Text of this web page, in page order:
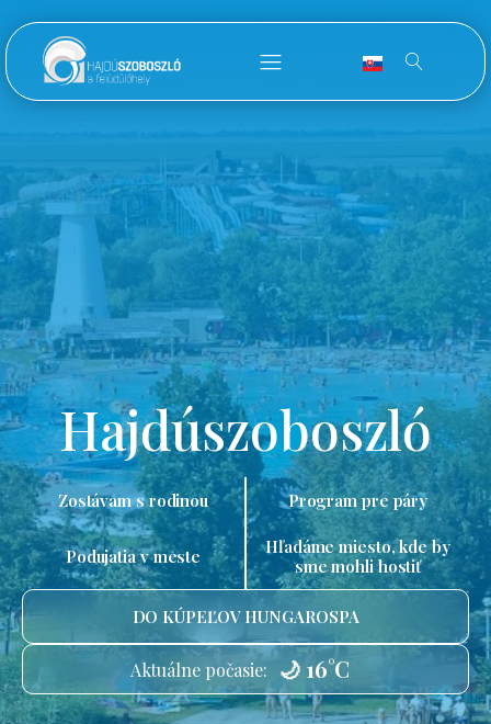
Hajdúszoboszló
Zostávam s rodinou Program pre páry
Podujatia v meste
Hľadáme miesto, kde by
sme mohli hostiť
DO KÚPEĽOV HUNGAROSPA
Aktuálne počasie: 🌙 16°C